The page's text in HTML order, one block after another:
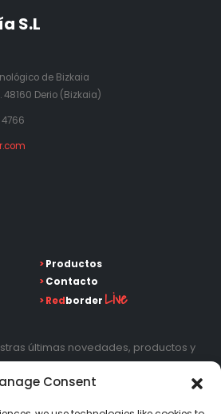
Consent
S.L
de Bizkaia
48160 Derio (Bizkaia)
4766
>Productos
>Contacto
>Redborder Live
últimas novedades, productos y
tu correo electrónico y